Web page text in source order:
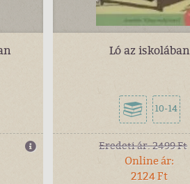
Ló az iskolában
10-14
Eredeti ár:2499 Ft
Online ár:
2124 Ft